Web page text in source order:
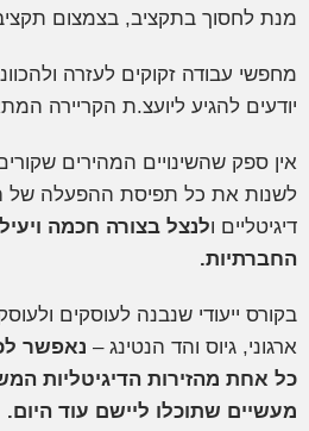
בתקציב, בצמצום תקציבי פרט
זקוקים לעזרה ולהכוונה
להגיע ליועצ.ת הקריירה המתאימ.ה.
שהשינויים המהירים שקורים סביבנו
כל תפיסת ההפעלה של העסק,
ולנצל בצורה חכמה ויעילה את
שנבנה לעוסקים ולעוסקות
והד הנטינג –נאפשר לכם
מהזירות הדיגיטליות
שתוכלו ליישם עוד היום.